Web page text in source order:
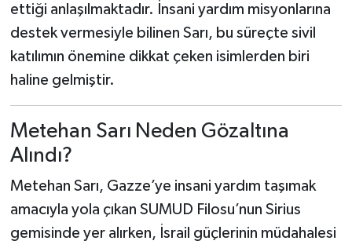
ettiği anlaşılmaktadır. İnsani yardım misyonlarına
destek vermesiyle bilinen Sarı, bu süreçte sivil
katılımın önemine dikkat çeken isimlerden biri
haline gelmiştir.
Metehan Sarı Neden Gözaltına
Alındı?
Metehan Sarı, Gazze’ye insani yardım taşımak
amacıyla yola çıkan SUMUD Filosu’nun Sirius
gemisinde yer alırken, İsrail güçlerinin müdahalesi